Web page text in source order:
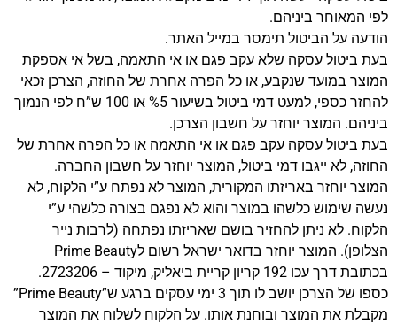
לפי המאוחר ביניהם.
הודעה על הביטול תימסר במייל האתר.
בעת ביטול עסקה שלא עקב פגם או אי התאמה, בשל אי אספקת
המוצר במועד שנקבע, או כל הפרה אחרת של החוזה, הצרכן זכאי
להחזר כספי, למעט דמי ביטול בשיעור %5 או 100 ש”ח לפי הנמוך
ביניהם. המוצר יוחזר על חשבון הצרכן.
בעת ביטול עסקה עקב פגם או אי התאמה או כל הפרה אחרת של
החוזה, לא ייגבו דמי ביטול, המוצר יוחזר על חשבון החברה.
המוצר יוחזר באריזתו המקורית, המוצר לא נפתח ע”י הלקוח, לא
נעשה שימוש כלשהו במוצר והוא לא נפגם בצורה כלשהי ע”י
הלקוח. לא ניתן להחזיר בושם שאריזתו נפתחה (לרבות נייר
הצלופן). המוצר יוחזר בדואר ישראל רשום לPrime Beauty
בכתובת דרך עכו 192 קריון קריית ביאליק, מיקוד – 2723206.
כספו של הצרכן יושב לו תוך 3 ימי עסקים ברגע ש”Prime Beauty”
מקבלת את המוצר ובוחנת אותו. על הלקוח לשלוח את המוצר